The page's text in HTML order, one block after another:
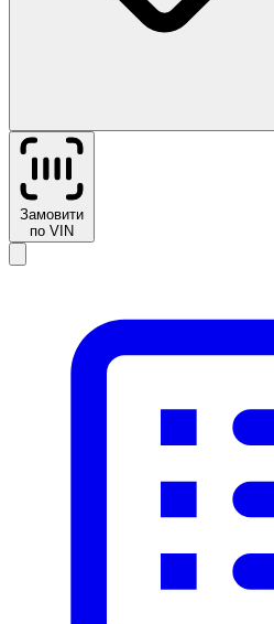
Замовити
по VIN